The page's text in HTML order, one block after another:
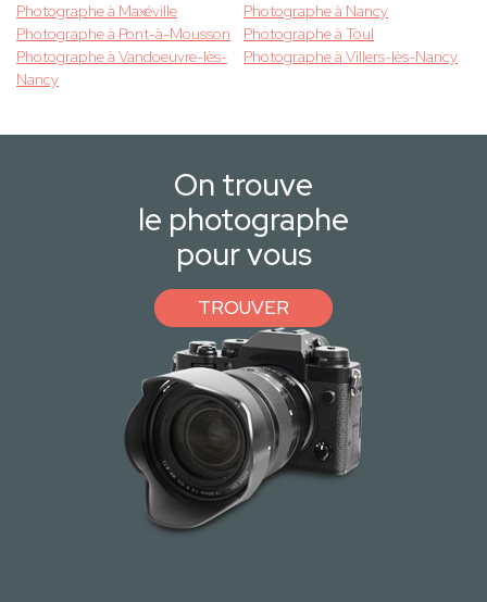
Photographe à Maxéville
Photographe à Nancy
Photographe à Pont-à-Mousson
Photographe à Toul
Photographe à Vandoeuvre-lès-
Nancy
Photographe à Villers-lès-Nancy
On trouve
le photographe
pour vous
TROUVER